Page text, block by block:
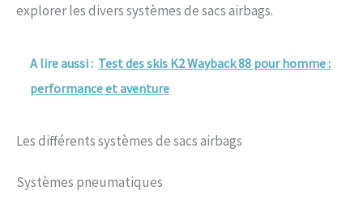
explorer les divers systèmes de sacs airbags.
A lire aussi : Test des skis K2 Wayback 88 pour homme :
performance et aventure
Les différents systèmes de sacs airbags
Systèmes pneumatiques